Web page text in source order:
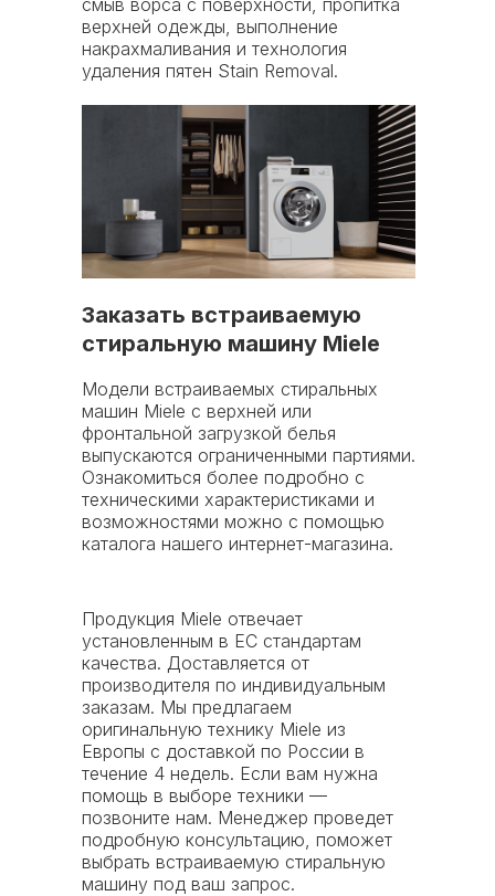
верхней одежды, выполнение
накрахмаливания и технология
удаления пятен Stain Removal.
Заказать встраиваемую
стиральную машину Miele
Модели встраиваемых стиральных
машин Miele с верхней или
фронтальной загрузкой белья
выпускаются ограниченными партиями.
Ознакомиться более подробно с
техническими характеристиками и
возможностями можно с помощью
каталога нашего интернет-магазина.
Продукция Miele отвечает
установленным в ЕС стандартам
качества. Доставляется от
производителя по индивидуальным
заказам. Мы предлагаем
оригинальную технику Miele из
Европы с доставкой по России в
течение 4 недель. Если вам нужна
помощь в выборе техники —
позвоните нам. Менеджер проведет
подробную консультацию, поможет
выбрать встраиваемую стиральную
машину под ваш запрос.
Условия оплаты
Банковской
картой
Оплата по QR-коду
или обычным
переводом на счет
По безналичному
расчету (от юр.
лица)
Наличными при
размещении
заказа
Важно!Мы прямой
импортер
а это значит, что вся
техника имеетномера
ГТД и прослеживамость.
Наши клиенты смогутбез
проблем возместить НДС
в конце квартала!